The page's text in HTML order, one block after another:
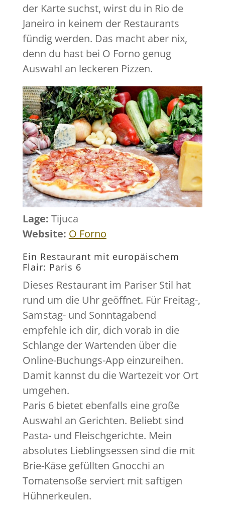
der Karte suchst, wirst du in Rio de
Janeiro in keinem der Restaurants
fündig werden. Das macht aber nix,
denn du hast bei O Forno genug
Auswahl an leckeren Pizzen.
Lage: Tijuca
Website: O Forno
Ein Restaurant mit europäischem
Flair: Paris 6
Dieses Restaurant im Pariser Stil hat
rund um die Uhr geöffnet. Für Freitag-,
Samstag- und Sonntagabend
empfehle ich dir, dich vorab in die
Schlange der Wartenden über die
Online-Buchungs-App einzureihen.
Damit kannst du die Wartezeit vor Ort
umgehen.
Paris 6 bietet ebenfalls eine große
Auswahl an Gerichten. Beliebt sind
Pasta- und Fleischgerichte. Mein
absolutes Lieblingsessen sind die mit
Brie-Käse gefüllten Gnocchi an
Tomatensoße serviert mit saftigen
Hühnerkeulen.